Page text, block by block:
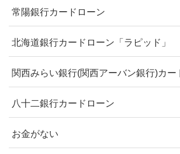
常陽銀行カードローン
北海道銀行カードローン「ラピッド」
関西みらい銀行(関西アーバン銀行)カー
八十二銀行カードローン
お金がない